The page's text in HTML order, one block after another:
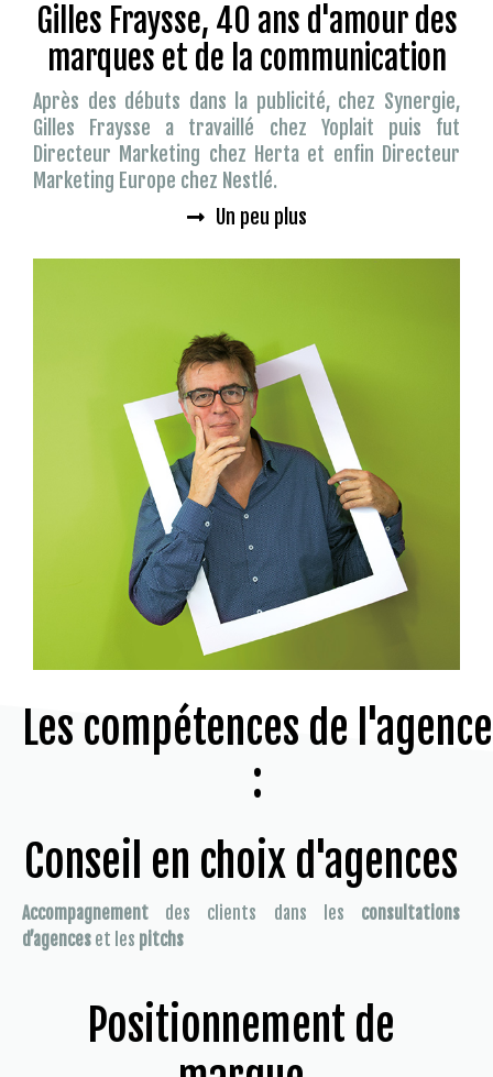
Gilles Fraysse, 40 ans d'amour des
marques et de la communication
Après des débuts dans la publicité, chez Synergie,
Gilles Fraysse a travaillé chez Yoplait puis fut
Directeur Marketing chez Herta et enfin Directeur
Marketing Europe chez Nestlé.
Un peu plus
Les compétences de l'agence
:
Conseil en choix d'agences
Accompagnement des clients dans les consultations
d’agences et les pitchs
Positionnement de